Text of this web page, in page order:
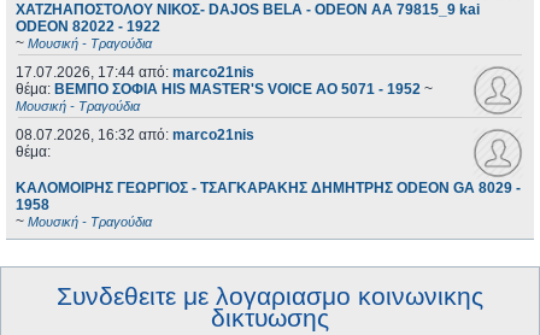
ΧΑΤΖΗΑΠΟΣΤΟΛΟΥ ΝΙΚΟΣ- DAJOS BELA - ODEON AA 79815_9 kai
ODEON 82022 - 1922
~ Μουσική - Τραγούδια
17.07.2026, 17:44 από: marco21nis
θέμα: ΒΕΜΠΟ ΣΟΦΙΑ HIS MASTER'S VOICE AO 5071 - 1952 ~
Μουσική - Τραγούδια
08.07.2026, 16:32 από: marco21nis
θέμα:
ΚΑΛΟΜΟΙΡΗΣ ΓΕΩΡΓΙΟΣ - ΤΣΑΓΚΑΡΑΚΗΣ ΔΗΜΗΤΡΗΣ ODEON GA 8029 -
1958
~ Μουσική - Τραγούδια
Συνδεθειτε με λογαριασμο κοινωνικης
δικτυωσης